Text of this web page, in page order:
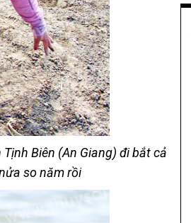
Biên (An Giang) đi bắt cả
so năm rồi